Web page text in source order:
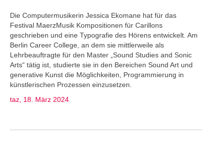
Die Computermusikerin Jessica Ekomane hat für das
Festival MaerzMusik Kompositionen für Carillons
geschrieben und eine Typografie des Hörens entwickelt. Am
Berlin Career College, an dem sie mittlerweile als
Lehrbeauftragte für den Master „Sound Studies and Sonic
Arts“ tätig ist, studierte sie in den Bereichen Sound Art und
generative Kunst die Möglichkeiten, Programmierung in
künstlerischen Prozessen einzusetzen.
taz, 18. März 2024